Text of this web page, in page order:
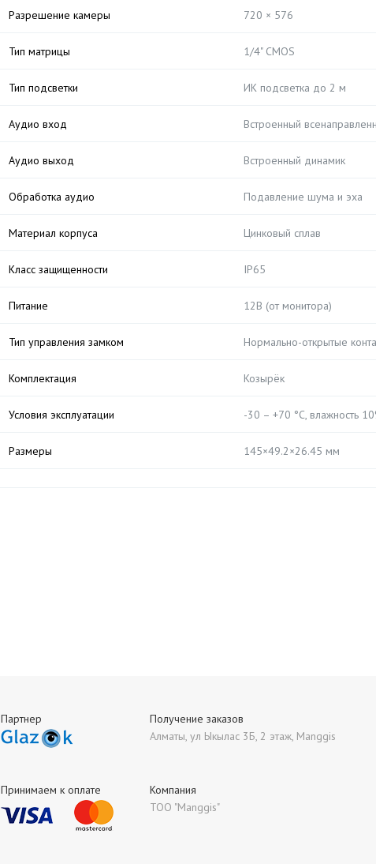
Разрешение камеры 720 × 576
Тип матрицы 1/4" CMOS
Тип подсветки ИК подсветка до 2 м
Аудио вход Встроенный
Аудио выход Встроенный динамик
Обработка аудио Подавление шума и эха
Материал корпуса Цинковый сплав
Класс защищенности IP65
Питание 12В (от монитора)
Тип управления замком Нормально-открытые
Комплектация Козырёк
Условия эксплуатации -30 – +70 °С, влажность
Размеры 145×49.2×26.45 мм
Партнер
Принимаем к оплате
Получение заказов
Алматы, ул Ыкылас 3Б, 2 этаж, Manggis
Компания
ТОО "Manggis"